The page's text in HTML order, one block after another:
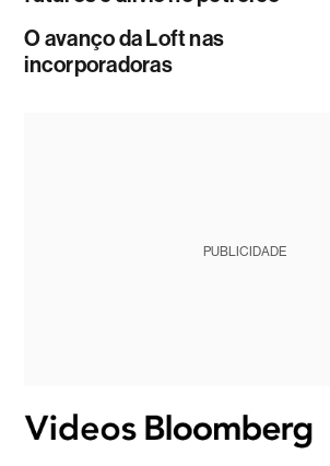
O avanço da Loft nas
incorporadoras
PUBLICIDADE